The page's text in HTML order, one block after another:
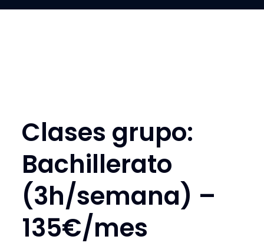
Clases grupo:
Bachillerato
(3h/semana) –
135€/mes